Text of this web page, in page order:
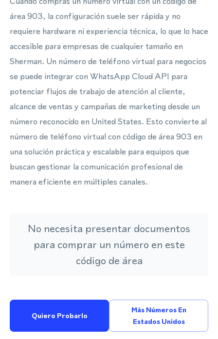
área 903, la configuración suele ser rápida y no
requiere hardware ni experiencia técnica, lo que lo hace
accesible para empresas de cualquier tamaño en
Sherman. Un número de teléfono virtual para negocios
se puede integrar con WhatsApp Cloud API para
potenciar flujos de trabajo de atención al cliente,
alcance de ventas y campañas de marketing desde un
número reconocido en United States. Esto convierte al
número de teléfono virtual con código de área 903 en
una solución práctica y escalable para equipos que
buscan gestionar la comunicación profesional de
manera eficiente en múltiples canales.
No necesita presentar documentos
para comprar un número en este
código de área
Quiero Probarlo
Más Números En
Estados Unidos